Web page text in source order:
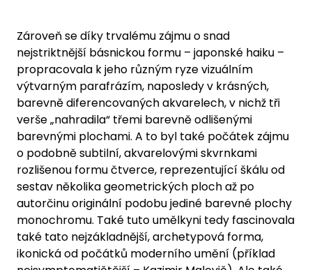
Zároveň se díky trvalému zájmu o snad
nejstriktnější básnickou formu – japonské haiku –
propracovala k jeho různým ryze vizuálním
výtvarným parafrázím, naposledy v krásných,
barevně diferencovaných akvarelech, v nichž tři
verše „nahradila“ třemi barevně odlišenými
barevnými plochami. A to byl také počátek zájmu
o podobně subtilní, akvarelovými skvrnkami
rozlišenou formu čtverce, reprezentující škálu od
sestav několika geometrických ploch až po
autorčinu originální podobu jediné barevné plochy
monochromu. Také tuto umělkyni tedy fascinovala
také tato nejzákladnější, archetypová forma,
ikonická od počátků moderního umění (příklad